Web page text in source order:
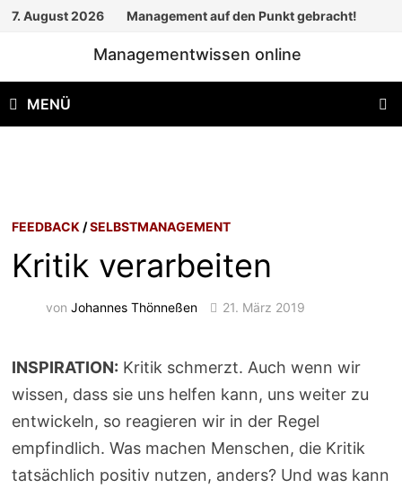
Zum
7. August 2026 Management auf den Punkt gebracht!
Managementwissen online
MENÜ
FEEDBACK /SELBSTMANAGEMENT
Kritik verarbeiten
vonJohannes Thönneßen 21. März 2019
INSPIRATION: Kritik schmerzt. Auch wenn wir
wissen, dass sie uns helfen kann, uns weiter zu
entwickeln, so reagieren wir in der Regel
empfindlich. Was machen Menschen, die Kritik
tatsächlich positiv nutzen, anders? Und was kann